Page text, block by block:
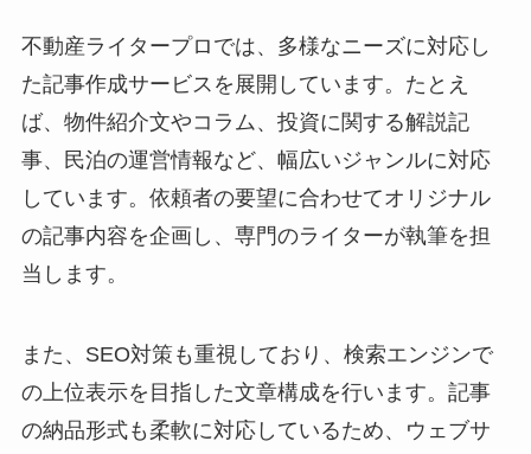
不動産ライタープロでは、多様なニーズに対応し
た記事作成サービスを展開しています。たとえ
ば、物件紹介文やコラム、投資に関する解説記
事、民泊の運営情報など、幅広いジャンルに対応
しています。依頼者の要望に合わせてオリジナル
の記事内容を企画し、専門のライターが執筆を担
当します。
また、SEO対策も重視しており、検索エンジンで
の上位表示を目指した文章構成を行います。記事
の納品形式も柔軟に対応しているため、ウェブサ